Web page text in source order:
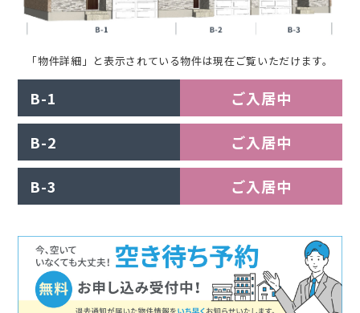
「物件詳細」と表示されている物件は現在ご覧いただけます。
B-1 ご入居中
B-2 ご入居中
B-3 ご入居中